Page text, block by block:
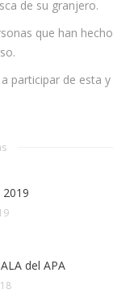
de su granjero.
que han
participar de esta
del APA